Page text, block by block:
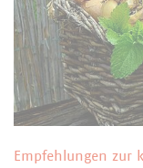
Empfehlungen zur